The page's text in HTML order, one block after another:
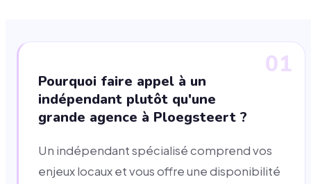
01
Pourquoi faire appel à un
indépendant plutôt qu'une
grande agence à Ploegsteert ?
Un indépendant spécialisé comprend vos
enjeux locaux et vous offre une disponibilité